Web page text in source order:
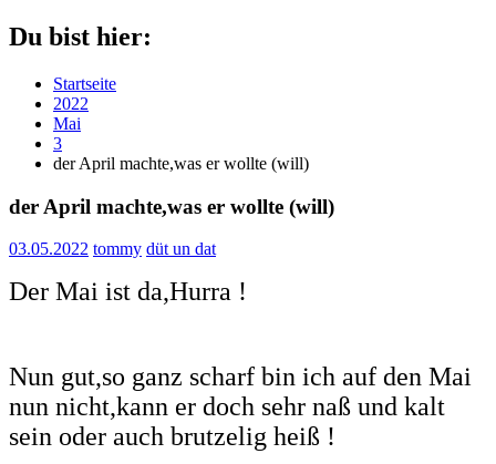
Du bist hier:
Startseite
2022
Mai
3
der April machte,was er wollte (will)
der April machte,was er wollte (will)
03.05.2022 tommy düt un dat
Der Mai ist da,Hurra !
Nun gut,so ganz scharf bin ich auf den Mai
nun nicht,kann er doch sehr naß und kalt
sein oder auch brutzelig heiß !